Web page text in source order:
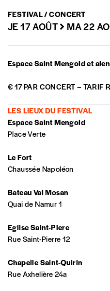
Créer
compte
ou supérieure au prix
manière, vous soutenez
motivations.
Vous vous abonnez
Vous indiquez si
revue en format
Vous renseignez vos
2190avec en
confirmation et la
Imag”.
NB: Vous pouvez
avoir reçu plusieurs
n’est pas
FESTIVAL / CONCERT
JE 17 AOÛT MA 22
Espace Saint Mengold et
€ 17 PAR CONCERT – TARIF
LES LIEUX DU FESTIVAL
Espace Saint Mengold
Place Verte
Le Fort
Chaussée Napoléon
Bateau Val Mosan
Quai de Namur 1
Eglise Saint-Piere
Rue Saint-Pierre 12
Chapelle Saint-Quirin
Rue Axhelière 24a